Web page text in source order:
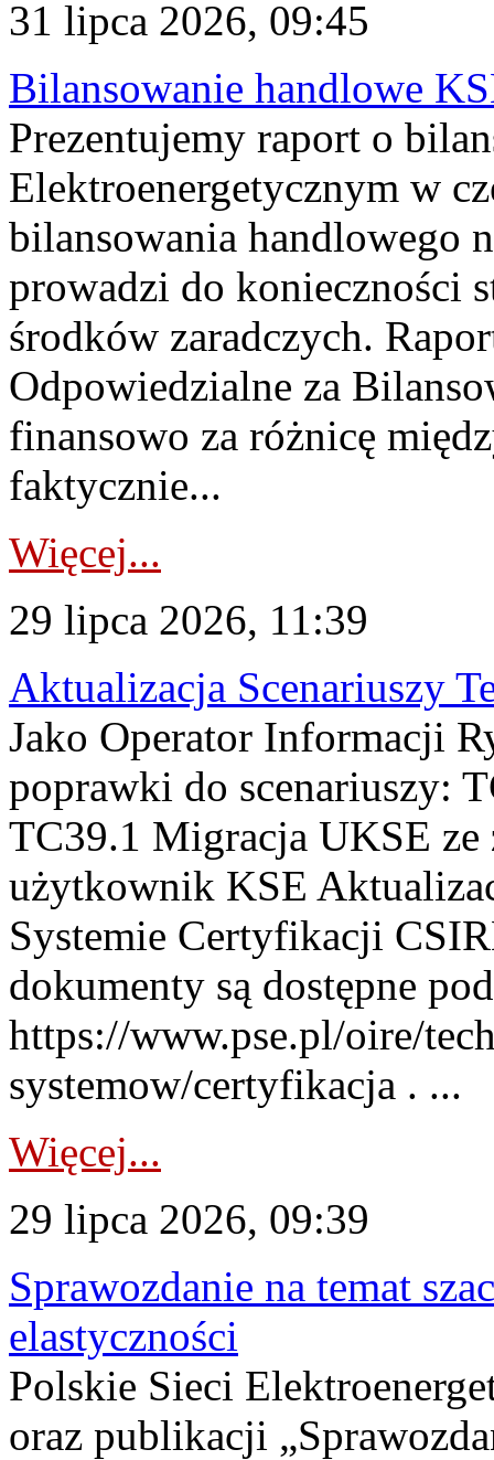
31 lipca 2026, 09:45
Bilansowanie handlowe
Prezentujemy raport o
Elektroenergetycznym w
bilansowania handlowego
prowadzi do konieczności
środków zaradczych.
Odpowiedzialne za
finansowo za różnicę
faktycznie...
Więcej...
29 lipca 2026, 11:39
Aktualizacja Scenariuszy
Jako Operator Informacji
poprawki do scenariuszy:
TC39.1 Migracja UKSE
użytkownik KSE
Systemie Certyfikacji
dokumenty są dostępne
https://www.pse.pl/oire/
systemow/certyfikacja . ...
Więcej...
29 lipca 2026, 09:39
Sprawozdanie na temat
elastyczności
Polskie Sieci
oraz publikacji